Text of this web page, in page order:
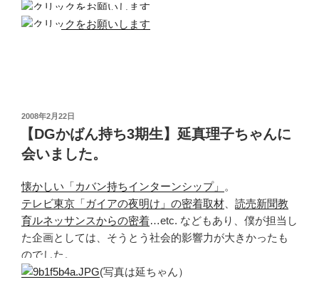
投
日:
2008年2月22日
【DGかばん持ち3期生】延真理子ちゃんに
会いました。
懐かしい「カバン持ちインターンシップ」 。
テレビ東京「ガイアの夜明け」の密着取材、 読売新聞教
育ルネッサンスからの密着…etc. などもあり、僕が担当し
た企画としては、そうとう社会的影響力が大きかったも
のでした。
(写真は延ちゃん）